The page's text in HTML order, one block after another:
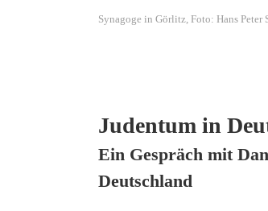
Synagoge in Görlitz, Foto: Hans Peter
Judentum in
Ein Gespräch mit
Deutschland